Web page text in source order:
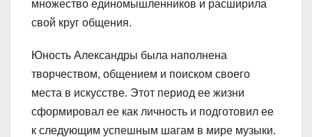
множество единомышленников и расширила
свой круг общения.
Юность Александры была наполнена
творчеством, общением и поиском своего
места в искусстве. Этот период ее жизни
сформировал ее как личность и подготовил ее
к следующим успешным шагам в мире музыки.